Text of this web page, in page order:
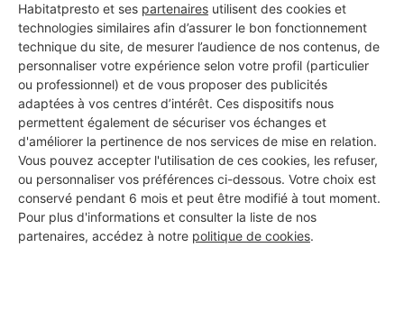
Habitatpresto et ses partenaires utilisent des cookies et
technologies similaires afin d’assurer le bon fonctionnement
technique du site, de mesurer l’audience de nos contenus, de
personnaliser votre expérience selon votre profil (particulier
ou professionnel) et de vous proposer des publicités
adaptées à vos centres d’intérêt. Ces dispositifs nous
permettent également de sécuriser vos échanges et
d'améliorer la pertinence de nos services de mise en relation.
Vous pouvez accepter l'utilisation de ces cookies, les refuser,
ou personnaliser vos préférences ci-dessous. Votre choix est
conservé pendant 6 mois et peut être modifié à tout moment.
Pour plus d'informations et consulter la liste de nos
partenaires, accédez à notre politique de cookies.
Les 1 autres Carreleurs pour
vos travaux à Thuir
pujol
Thuir
1 ans d'expérience